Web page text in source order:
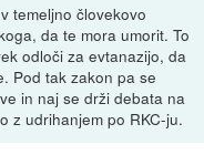
temeljno človekovo
da te mora umorit. To
odloči za evtanazijo, da
Pod tak zakon pa se
in naj se drži debata na
z udrihanjem po RKC-ju.